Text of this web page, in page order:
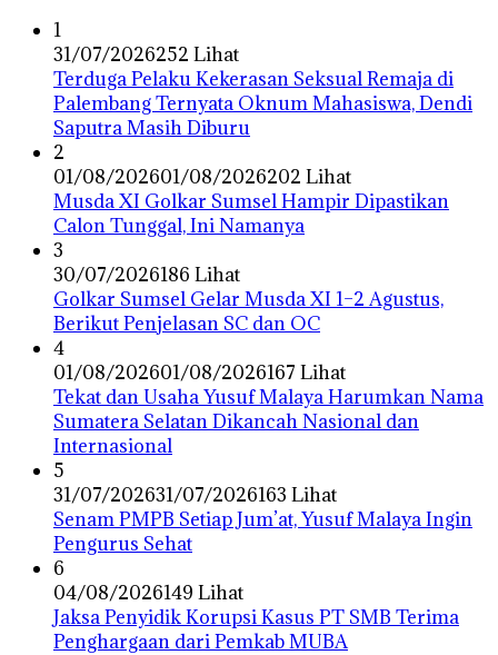
1
31/07/2026252 Lihat
Terduga Pelaku Kekerasan Seksual Remaja di
Palembang Ternyata Oknum Mahasiswa, Dendi
Saputra Masih Diburu
2
01/08/202601/08/2026202 Lihat
Musda XI Golkar Sumsel Hampir Dipastikan
Calon Tunggal, Ini Namanya
3
30/07/2026186 Lihat
Golkar Sumsel Gelar Musda XI 1–2 Agustus,
Berikut Penjelasan SC dan OC
4
01/08/202601/08/2026167 Lihat
Tekat dan Usaha Yusuf Malaya Harumkan Nama
Sumatera Selatan Dikancah Nasional dan
Internasional
5
31/07/202631/07/2026163 Lihat
Senam PMPB Setiap Jum’at, Yusuf Malaya Ingin
Pengurus Sehat
6
04/08/2026149 Lihat
Jaksa Penyidik Korupsi Kasus PT SMB Terima
Penghargaan dari Pemkab MUBA